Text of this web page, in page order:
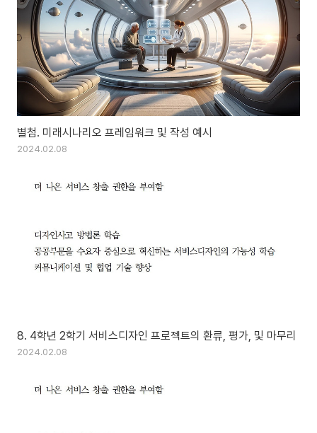
별첨. 미래시나리오 프레임워크 및 작성 예시
2024.02.08
8. 4학년 2학기 서비스디자인 프로젝트의 환류, 평가, 및 마무리
2024.02.08